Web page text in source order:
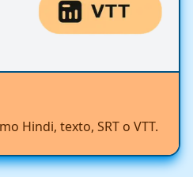
Hindi, texto, SRT o VTT.